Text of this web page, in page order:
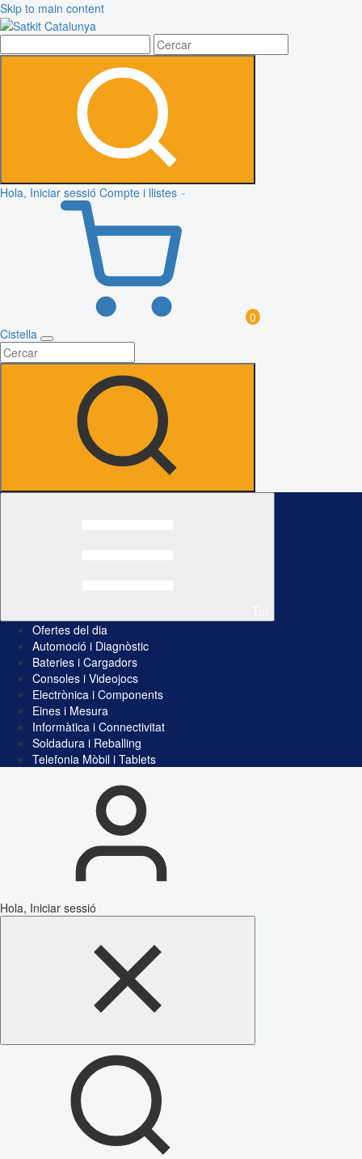
Skip to main content
Hola, Iniciar sessió Compte i llistes
0
Cistella
Ofertes del dia
Automoció i Diagnòstic
Bateries i Cargadors
Consoles i Videojocs
Electrònica i Components
Eines i Mesura
Informàtica i Connectivitat
Soldadura i Reballing
Telefonia Mòbil i Tablets
Hola, Iniciar sessió